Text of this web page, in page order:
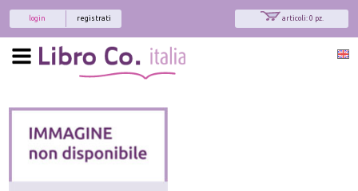
articoli: 0 pz.
registrati
login